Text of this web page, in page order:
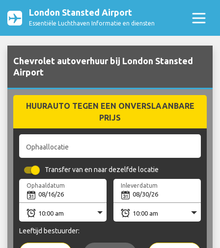
London Stansted Airport
Essentiële Luchthaven Informatie en diensten
Chevrolet autoverhuur bij London Stansted
Airport
HUURAUTO TEGEN EEN ONVERSLAANBARE
PRIJS
Ophaallocatie
Transfer van en naar dezelfde locatie
Ophaaldatum Inleverdatum
Leeftijd bestuurder: